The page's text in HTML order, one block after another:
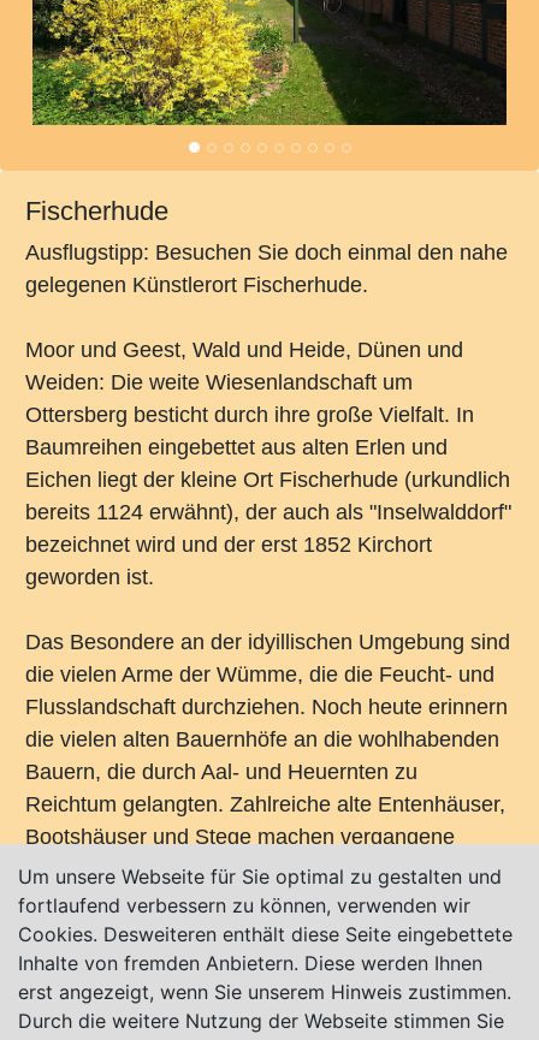
Fischerhude
Ausflugstipp: Besuchen Sie doch einmal den nahe
gelegenen Künstlerort Fischerhude.
Moor und Geest, Wald und Heide, Dünen und
Weiden: Die weite Wiesenlandschaft um
Ottersberg besticht durch ihre große Vielfalt. In
Baumreihen eingebettet aus alten Erlen und
Eichen liegt der kleine Ort Fischerhude (urkundlich
bereits 1124 erwähnt), der auch als "Inselwalddorf"
bezeichnet wird und der erst 1852 Kirchort
geworden ist.
Das Besondere an der idyillischen Umgebung sind
die vielen Arme der Wümme, die die Feucht- und
Flusslandschaft durchziehen. Noch heute erinnern
die vielen alten Bauernhöfe an die wohlhabenden
Bauern, die durch Aal- und Heuernten zu
Reichtum gelangten. Zahlreiche alte Entenhäuser,
Bootshäuser und Stege machen vergangene
Traditionen allgegenwärtig.
Weitere Infos:www.fischerhude.com
Um unsere Webseite für Sie optimal zu gestalten und
fortlaufend verbessern zu können, verwenden wir
Cookies. Desweiteren enthält diese Seite eingebettete
Inhalte von fremden Anbietern. Diese werden Ihnen
erst angezeigt, wenn Sie unserem Hinweis zustimmen.
Durch die weitere Nutzung der Webseite stimmen Sie